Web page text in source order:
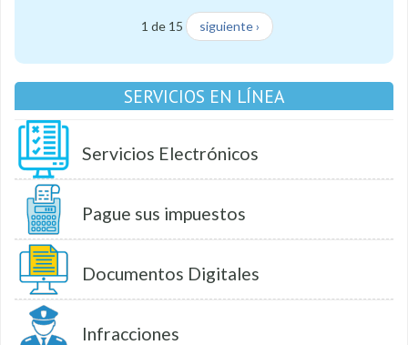
1 de 15 siguiente ›
SERVICIOS EN LÍNEA
Servicios Electrónicos
Pague sus impuestos
Documentos Digitales
Infracciones